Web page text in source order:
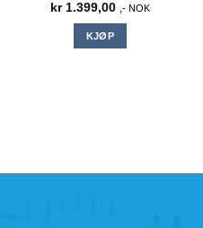
kr1.399,00 ,- NOK
KJØP